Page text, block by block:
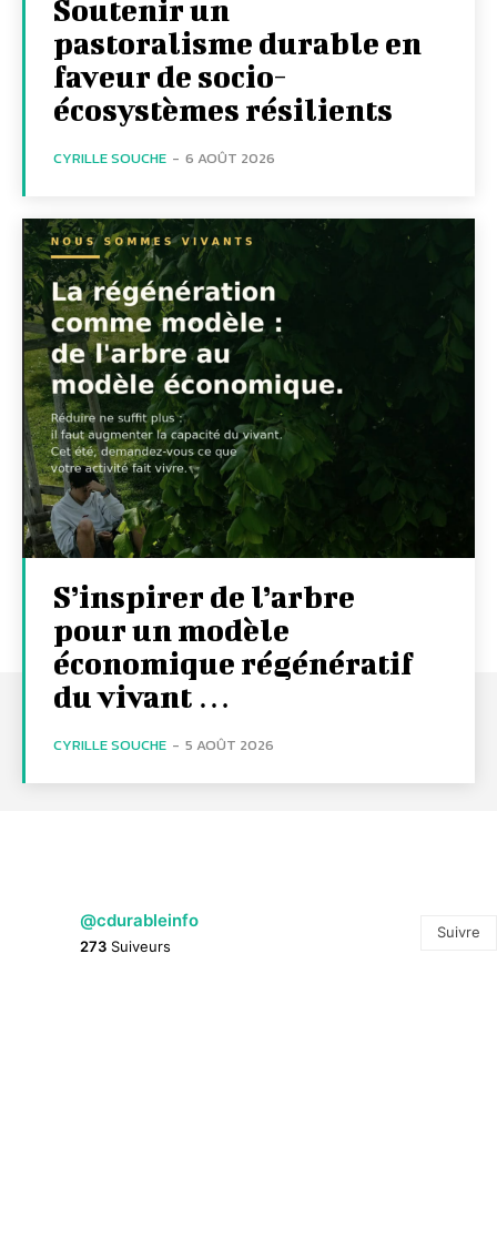
Soutenir un
pastoralisme durable en
faveur de socio-
écosystèmes résilients
CYRILLE SOUCHE - 6 AOÛT 2026
S’inspirer de l’arbre
pour un modèle
économique régénératif
du vivant …
CYRILLE SOUCHE - 5 AOÛT 2026
@cdurableinfo
273 Suiveurs
Suivre